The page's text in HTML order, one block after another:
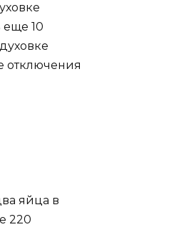
еще 10
отключения
яйца в
220